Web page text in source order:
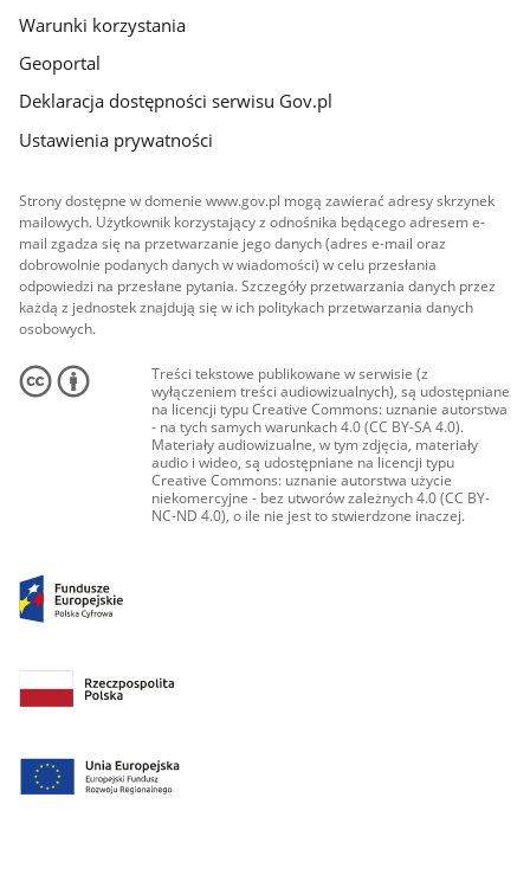
Warunki korzystania
Geoportal
Deklaracja dostępności serwisu Gov.pl
Ustawienia prywatności
Strony dostępne w domenie www.gov.pl mogą zawierać adresy skrzynek
mailowych. Użytkownik korzystający z odnośnika będącego adresem e-
mail zgadza się na przetwarzanie jego danych (adres e-mail oraz
dobrowolnie podanych danych w wiadomości) w celu przesłania
odpowiedzi na przesłane pytania. Szczegóły przetwarzania danych przez
każdą z jednostek znajdują się w ich politykach przetwarzania danych
osobowych.
Treści tekstowe publikowane w serwisie (z
wyłączeniem treści audiowizualnych), są udostępniane
na licencji typu Creative Commons: uznanie autorstwa
- na tych samych warunkach 4.0 (CC BY-SA 4.0).
Materiały audiowizualne, w tym zdjęcia, materiały
audio i wideo, są udostępniane na licencji typu
Creative Commons: uznanie autorstwa użycie
niekomercyjne - bez utworów zależnych 4.0 (CC BY-
NC-ND 4.0), o ile nie jest to stwierdzone inaczej.